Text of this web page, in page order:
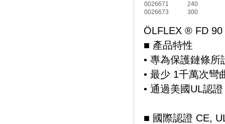
0026671
240
0026673
300
ÖLFLEX ® FD
■ 產品特性
• 專為保護鏈條
• 最少 1千萬次彎
• 通過美國UL認
■ 國際認證 CE,